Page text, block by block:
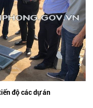
độ các dự án